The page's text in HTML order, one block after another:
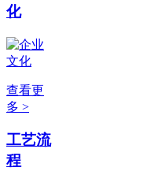
化
查看更
多 >
工艺流
程